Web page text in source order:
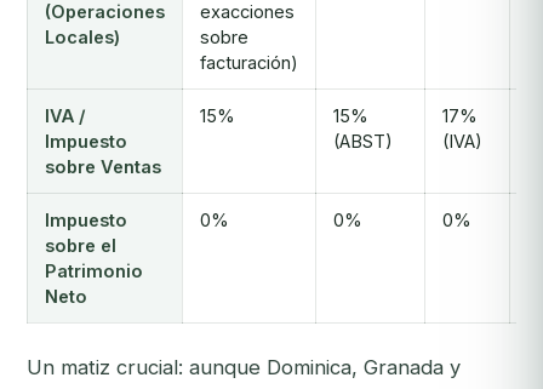
(Operaciones
Locales)
exacciones
sobre
facturación)
IVA /
Impuesto
sobre Ventas
15%
15%
(ABST)
17%
(IVA)
Impuesto
sobre el
Patrimonio
Neto
0% 0% 0%
Un matiz crucial: aunque Dominica, Granada y